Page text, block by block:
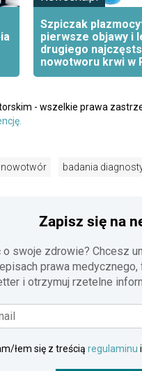
Szpiczak
pierwsze objawy i
drugiego
nowotworu krwi w
- wszelkie prawa
nowotwór badania
Zapisz się na
swoje zdrowie? Chcesz
prawa
i otrzymuj rzetelne
łem się z treścią regulaminu